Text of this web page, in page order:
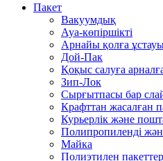
Пакет
Вакуумдық
Ауа-көпіршікті
Арнайы қолға
Дой-Пак
Қоқыс салуға
Зип-Лок
Сырғытпасы бар
Крафттан жасалған
Курьерлік және
Полипропиленді
Майка
Полиэтилен